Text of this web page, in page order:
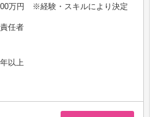
万円 ※経験・スキルにより決定
任者
以上